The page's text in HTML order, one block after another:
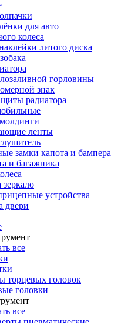
для авто
колеса
литого диска
горловины
знак
радиатора
ленты
замки капота и бампера
и багажника
устройства
двери
все
торцевых головок
головки
все